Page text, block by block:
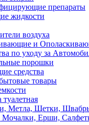
препараты
жидкости
воздуха
и
по уходу за
порошки
средства
товары
туалетная
Метла, Щетки,
Мочалки, Ерши,